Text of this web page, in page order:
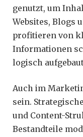
genutzt, um
Websites, Blogs
profitieren von
Informationen
logisch
Auch im
sein.
und Content-
Bestandteile